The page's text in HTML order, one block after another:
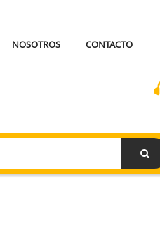
NOSOTROS CONTACTO